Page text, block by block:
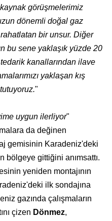
görüşmelerimiz
dönemli doğal gaz
bir unsur. Diğer
bu sene yaklaşık yüzde 20
kanallarından ilave
yaklaşan kış
"
uygun ilerliyor"
da değinen
gemisinin Karadeniz'deki
bölgeye gittiğini anımsattı.
yeniden montajının
ilk sondajına
gazında çalışmaların
çizen Dönmez,